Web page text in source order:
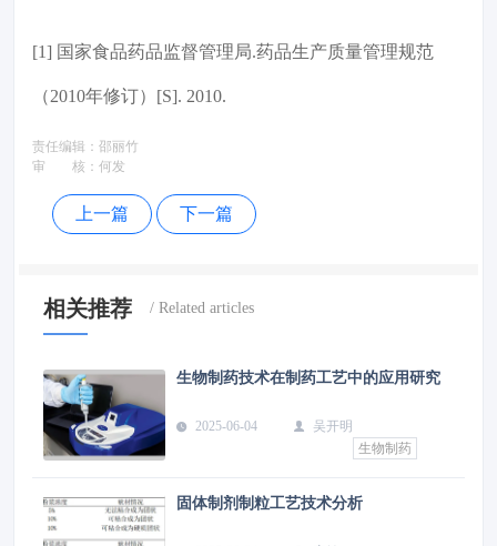
[1] 国家食品药品监督管理局.药品生产质量管理规范
（2010年修订）[S]. 2010.
责任编辑： 邵丽竹
审 核： 何发
上一篇 下一篇
相关推荐
生物制药技术在制药工艺中的应用研究
2025-06-04
吴开明
生物制药
固体制剂制粒工艺技术分析